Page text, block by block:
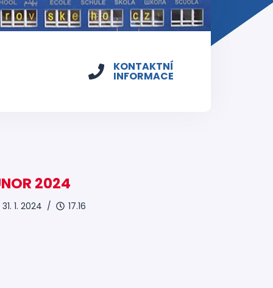
KONTAKTNÍ
INFORMACE
2024
31. 1. 2024 / 17.16